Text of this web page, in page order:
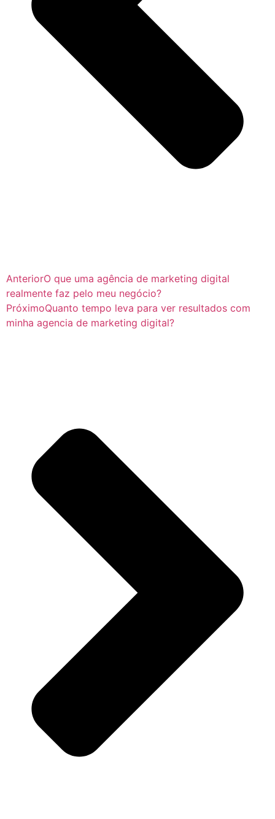
AnteriorO que uma agência de marketing digital
realmente faz pelo meu negócio?
PróximoQuanto tempo leva para ver resultados com
minha agencia de marketing digital?